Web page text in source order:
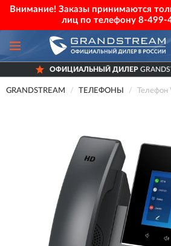
Внимание! Заказы принимаются
лиц по телефону 8-499-
ОФИЦИАЛЬНЫЙ ДИЛЕР
GRANDSTREAM ТЕЛЕФОНЫ Телефон